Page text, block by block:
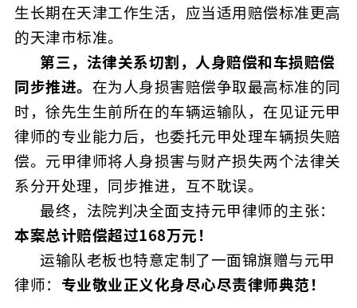
生长期在天津工作生活，应当适用赔偿标准更高
的天津市标准。
第三，法律关系切割，人身赔偿和车损赔偿
同步推进。 在为人身损害赔偿争取最高标准的同
时，徐先生生前所在的车辆运输队，在见证元甲
律师的专业能力后，也委托元甲处理车辆损失赔
偿。元甲律师将人身损害与财产损失两个法律关
系分开处理，同步推进，互不耽误。
最终，法院判决全面支持元甲律师的主张：
本案总计赔偿超过168万元！
运输队老板也特意定制了一面锦旗赠与元甲
律师： 专业敬业正义化身尽心尽责律师典范！